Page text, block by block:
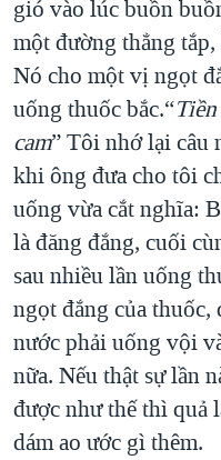
BÊN KIA QUỐC LỘ:
QUAN HỆ VIỆT MỸ
gió vào lúc buồn
một đường thẳng
Nó cho một vị ngọt
uống thuốc bắc.“
cam” Tôi nhớ lại câu
khi ông đưa cho tôi
uống vừa cắt nghĩa:
là đăng đắng, cuối
sau nhiều lần uống
ngọt đắng của
nước phải uống vội
nữa. Nếu thật sự lần
được như thế thì quả
dám ao ước gì thêm.